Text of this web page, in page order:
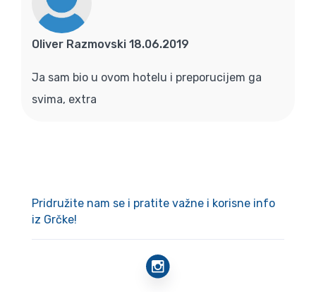
Oliver Razmovski 18.06.2019
Ja sam bio u ovom hotelu i preporucijem ga
svima, extra
Pridružite nam se i pratite važne i korisne info
iz Grčke!